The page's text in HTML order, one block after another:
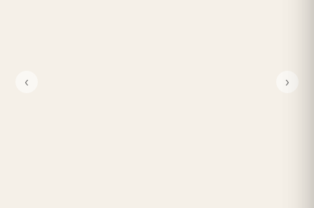
‹ ›